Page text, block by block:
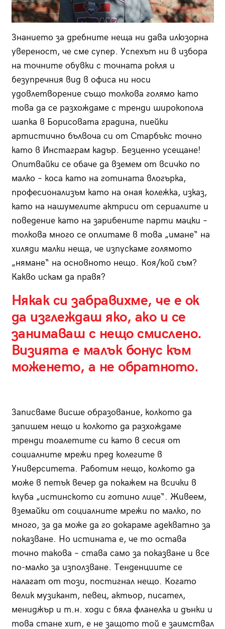
Знанието за дребните неща ни дава илюзорна
увереност, че сме супер. Успехът ни в избора
на точните обувки с точната рокля и
безупречния вид в офиса ни носи
удовлетворение също толкова голямо като
това да се разхождаме с тренди широкопола
шапка в Борисовата градина, пиейки
артистично бълвоча си от Старбъкс точно
като в Инстаграм кадър. Безценно усещане!
Опитвайки се обаче да вземем от всичко по
малко – коса като на готината влогърка,
професионализъм като на оная колежка, изказ,
като на нашумелите актриси от сериалите и
поведение като на зарибените парти мацки –
толкова много се оплитаме в това „имане“ на
хиляди малки неща, че изпускаме голямото
„нямане“ на основното нещо. Коя/кой съм?
Какво искам да правя?
Някак си забравихме, че е ок
да изглеждаш якo, ако и се
занимаваш с нещо смислено.
Визията е малък бонус към
моженето, а не обратното.
Записваме висше образование, колкото да
запишем нещо и колкото да разхождаме
тренди тоалетите си като в сесия от
социалните мрежи пред колегите в
Университета. Работим нещо, колкото да
може в петък вечер да покажем на всички в
клуба „истинското си готино лице“. Живеем,
вземайки от социалните мрежи по малко, по
много, за да може да го докараме адекватно за
показване. Но истината е, че то остава
точно такова – става само за показване и все
по-малко за използване. Тенденциите се
налагат от този, постигнал нещо. Когато
велик музикант, певец, актьор, писател,
мениджър и т.н. ходи с бяла фланелка и дънки и
това стане хит, е не защото той е заимствал